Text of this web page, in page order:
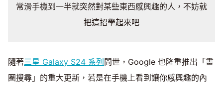
常滑手機到一半就突然對某些東西感興趣的人，不妨就
把這招學起來吧
隨著三星 Galaxy S24 系列 問世，Google 也隆重推出「畫
圈搜尋」的重大更新，若是在手機上看到讓你感興趣的內